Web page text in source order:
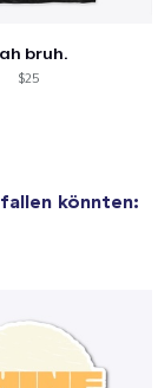
bruh.
$25
könnten: